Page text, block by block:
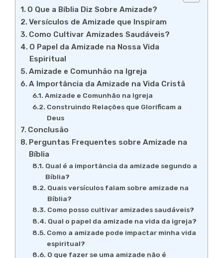
O Que a Bíblia Diz Sobre Amizade?
Versículos de Amizade que Inspiram
Como Cultivar Amizades Saudáveis?
O Papel da Amizade na Nossa Vida
Espiritual
Amizade e Comunhão na Igreja
A Importância da Amizade na Vida Cristã
Amizade e Comunhão na Igreja
Construindo Relações que Glorificam a
Deus
Conclusão
Perguntas Frequentes sobre Amizade na
Bíblia
Qual é a importância da amizade segundo a
Bíblia?
Quais versículos falam sobre amizade na
Bíblia?
Como posso cultivar amizades saudáveis?
Qual o papel da amizade na vida da igreja?
Como a amizade pode impactar minha vida
espiritual?
O que fazer se uma amizade não é